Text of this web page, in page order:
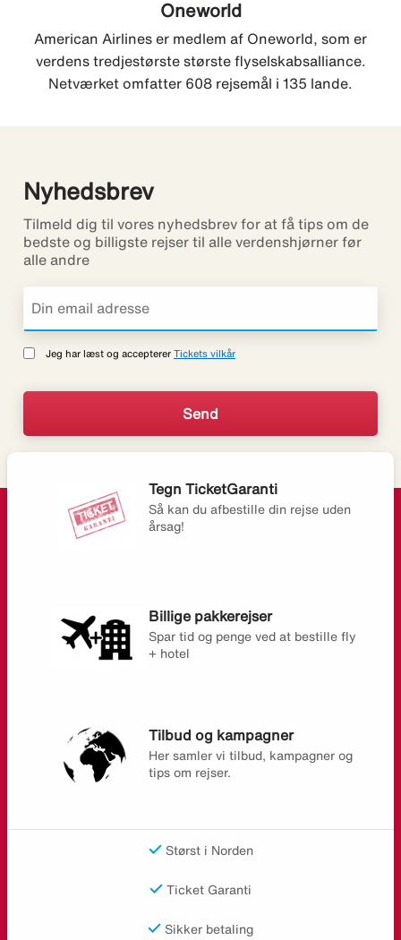
Oneworld
American Airlines er medlem af Oneworld, som er
verdens tredjestørste største flyselskabsalliance.
Netværket omfatter 608 rejsemål i 135 lande.
Nyhedsbrev
Tilmeld dig til vores nyhedsbrev for at få tips om de
bedste og billigste rejser til alle verdenshjørner før
alle andre
Jeg har læst og accepterer Tickets vilkår
Tegn TicketGaranti
Så kan du afbestille din rejse uden
årsag!
Billige pakkerejser
Spar tid og penge ved at bestille fly
+ hotel
Tilbud og kampagner
Her samler vi tilbud, kampagner og
tips om rejser.
Størst i Norden
Ticket Garanti
Sikker betaling